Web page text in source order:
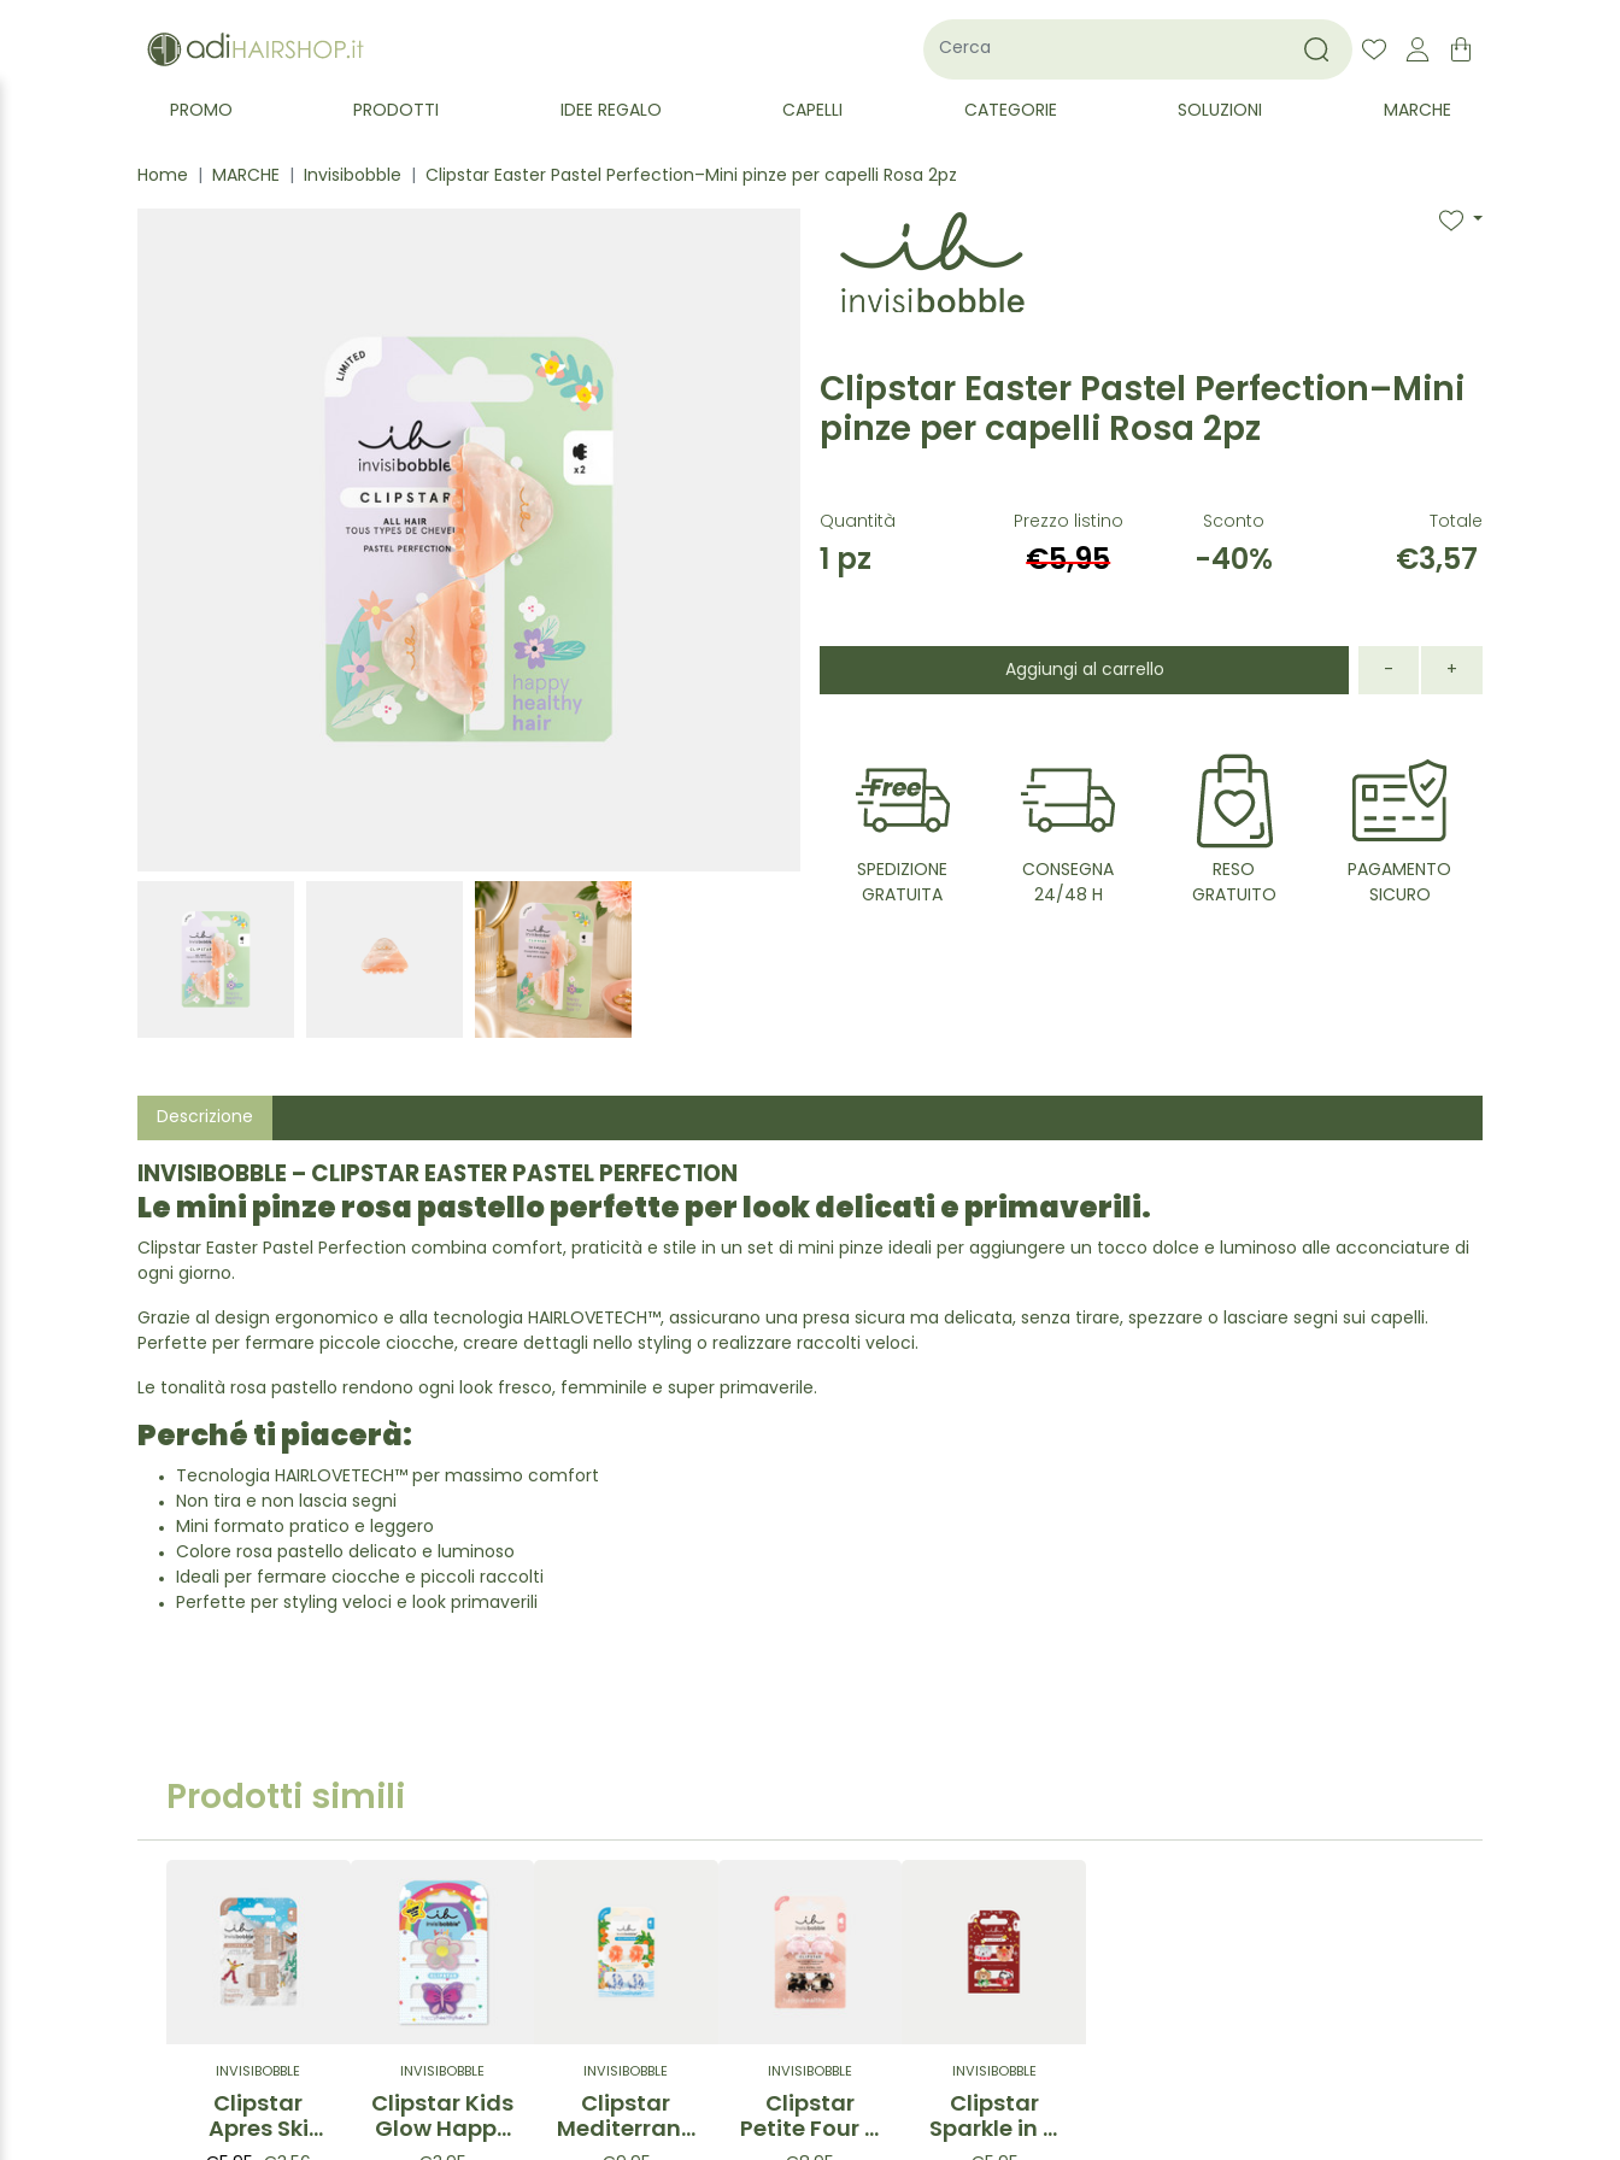
PROMO PRODOTTI IDEE REGALO CAPELLI CATEGORIE SOLUZIONI MARCHE
Home MARCHE Invisibobble Clipstar Easter Pastel Perfection–Mini pinze per capelli Rosa 2pz
Clipstar Easter Pastel Perfection–Mini
pinze per capelli Rosa 2pz
Quantità
1 pz
Prezzo listino
€5,95
Sconto
-40%
Totale
€3,57
Aggiungi al carrello - +
SPEDIZIONE
GRATUITA
CONSEGNA
24/48 H
RESO
GRATUITO
PAGAMENTO
SICURO
Descrizione
INVISIBOBBLE – CLIPSTAR EASTER PASTEL PERFECTION
Le mini pinze rosa pastello perfette per look delicati e primaverili.
Clipstar Easter Pastel Perfection combina comfort, praticità e stile in un set di mini pinze ideali per aggiungere un tocco dolce e luminoso alle acconciature di
ogni giorno.
Grazie al design ergonomico e alla tecnologia HAIRLOVETECH™, assicurano una presa sicura ma delicata, senza tirare, spezzare o lasciare segni sui capelli.
Perfette per fermare piccole ciocche, creare dettagli nello styling o realizzare raccolti veloci.
Le tonalità rosa pastello rendono ogni look fresco, femminile e super primaverile.
Perché ti piacerà:
Tecnologia HAIRLOVETECH™ per massimo comfort
Non tira e non lascia segni
Mini formato pratico e leggero
Colore rosa pastello delicato e luminoso
Ideali per fermare ciocche e piccoli raccolti
Perfette per styling veloci e look primaverili
Prodotti simili
INVISIBOBBLE
Clipstar
Apres Ski
Shimmer -
INVISIBOBBLE
Clipstar Kids
Glow Happy
Flower – Mini
INVISIBOBBLE
Clipstar
Mediterrane
an Minis–
INVISIBOBBLE
Clipstar
Petite Four –
Mini Pinze
INVISIBOBBLE
Clipstar
Sparkle in a
Cup – Mini